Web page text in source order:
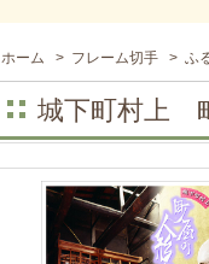
ホーム > フレーム切手 > ふ
城下町村上